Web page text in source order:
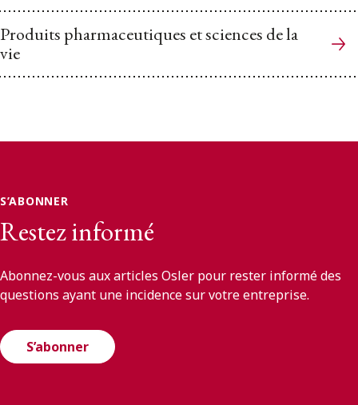
Produits pharmaceutiques et sciences de la
vie
S’ABONNER
Restez informé
Abonnez-vous aux articles Osler pour rester informé des
questions ayant une incidence sur votre entreprise.
S’abonner